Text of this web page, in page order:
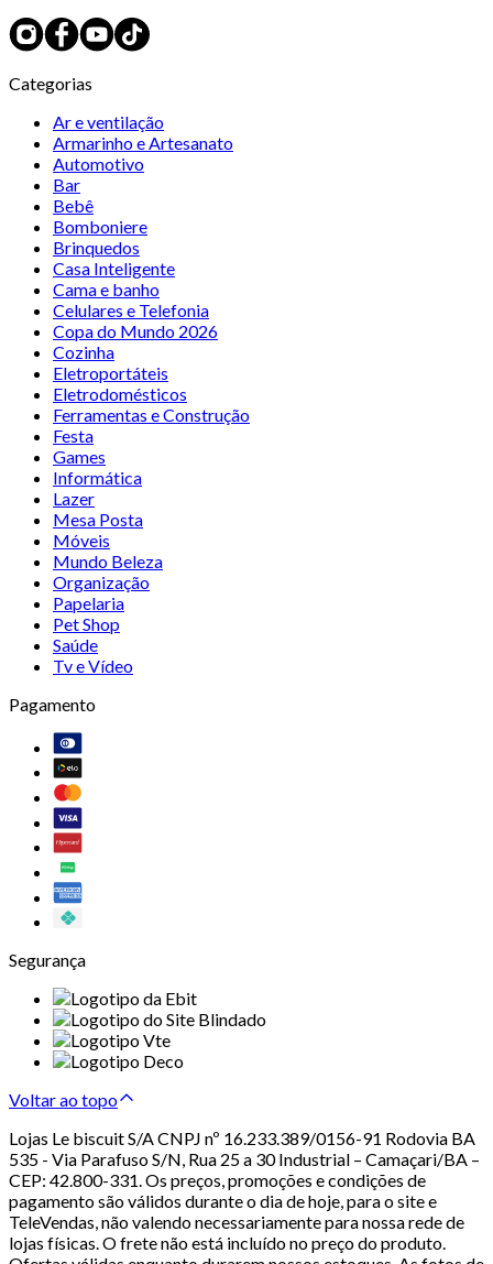
Categorias
Ar e ventilação
Armarinho e Artesanato
Automotivo
Bar
Bebê
Bomboniere
Brinquedos
Casa Inteligente
Cama e banho
Celulares e Telefonia
Copa do Mundo 2026
Cozinha
Eletroportáteis
Eletrodomésticos
Ferramentas e Construção
Festa
Games
Informática
Lazer
Mesa Posta
Móveis
Mundo Beleza
Organização
Papelaria
Pet Shop
Saúde
Tv e Vídeo
Pagamento
Segurança
Voltar ao topo
Lojas Le biscuit S/A CNPJ nº 16.233.389/0156-91 Rodovia BA
535 - Via Parafuso S/N, Rua 25 a 30 Industrial – Camaçari/BA –
CEP: 42.800-331. Os preços, promoções e condições de
pagamento são válidos durante o dia de hoje, para o site e
TeleVendas, não valendo necessariamente para nossa rede de
lojas físicas. O frete não está incluído no preço do produto.